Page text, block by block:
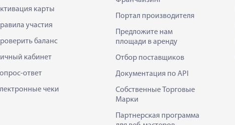
карты
участия
баланс
кабинет
ответ
чеки
Портал производителя
Предложите нам
площади в аренду
Отбор поставщиков
Документация по API
Собственные Торговые
Марки
Партнерская программа